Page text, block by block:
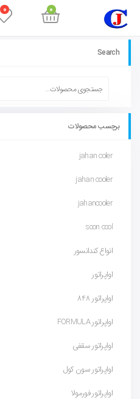
Search
برچسب محصولات
jahan coler
jahan cooler
jahancooler
soon cool
انواع کندانسور
اواپراتور
اواپراتور 848
اواپراتور FORMULA
اواپراتور سقفی
اواپراتور سون کول
اواپراتور فورمولا
0
0